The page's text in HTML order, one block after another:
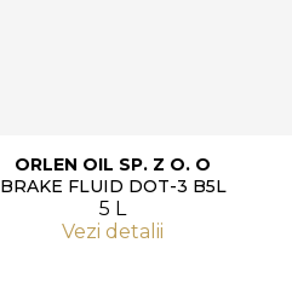
ORLEN OIL SP. Z O. O
BRAKE FLUID DOT-3 B5L
5 L
Vezi detalii